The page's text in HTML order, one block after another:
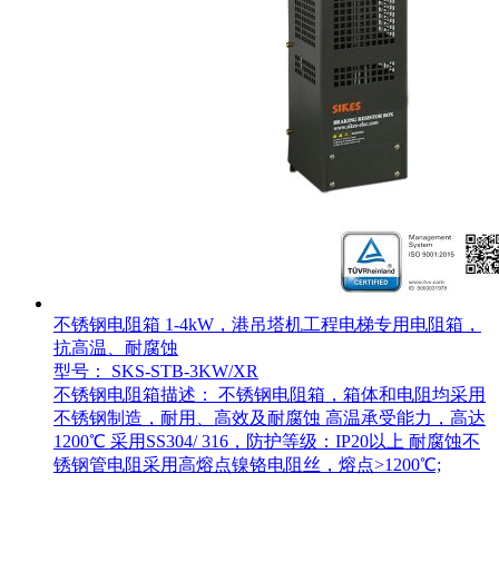
不锈钢电阻箱 1-4kW，港吊塔机工程电梯专用电阻箱，
抗高温、耐腐蚀
型号： SKS-STB-3KW/XR
不锈钢电阻箱描述： 不锈钢电阻箱，箱体和电阻均采用
不锈钢制造，耐用、高效及耐腐蚀 高温承受能力，高达
1200℃ 采用SS304/ 316，防护等级：IP20以上 耐腐蚀不
锈钢管电阻采用高熔点镍铬电阻丝，熔点>1200℃;